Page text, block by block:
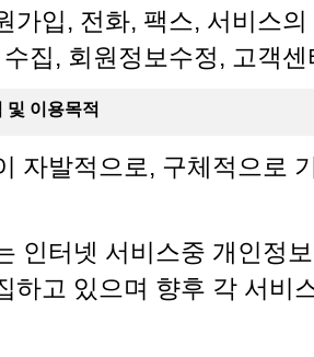
가입, 전화, 팩스, 서비스
집, 회원정보수정, 고객
및 이용목적
자발적으로, 구체적으로
인터넷 서비스중 개인정
하고 있으며 향후 각 서비